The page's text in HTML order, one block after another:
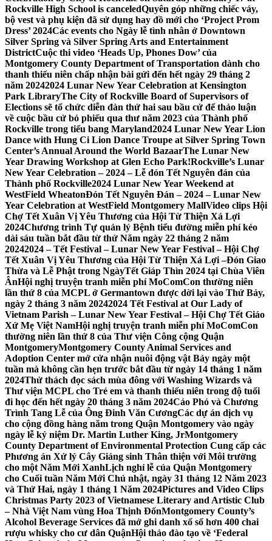
Rockville High School is canceledQuyên góp những chiếc váy,
bộ vest và phụ kiện đã sử dụng hay đồ mới cho ‘Project Prom
Dress’ 2024Các events cho Ngày lễ tình nhân ở Downtown
Silver Spring và Silver Spring Arts and Entertainment
DistrictCuộc thi video ‘Heads Up, Phones Dow’ của
Montgomery County Department of Transportation dành cho
thanh thiếu niên chấp nhận bài gửi đến hết ngày 29 tháng 2
năm 20242024 Lunar New Year Celebration at Kensington
Park LibraryThe City of Rockville Board of Supervisors of
Elections sẽ tổ chức diễn đàn thứ hai sau bầu cử để thảo luận
về cuộc bầu cử bỏ phiếu qua thư năm 2023 của Thành phố
Rockville trong tiểu bang Maryland2024 Lunar New Year Lion
Dance with Hung Ci Lion Dance Troupe at Silver Spring Town
Center’s Annual Around the World BazaarThe Lunar New
Year Drawing Workshop at Glen Echo Park!Rockville’s Lunar
New Year Celebration – 2024 – Lễ đón Tết Nguyên đán của
Thành phố Rockville2024 Lunar New Year Weekend at
WestField WheatonĐón Tết Nguyên Đán – 2024 – Lunar New
Year Celebration at WestField Montgomery MallVideo clips Hội
Chợ Tết Xuân Vị Yêu Thương của Hội Từ Thiện Xá Lợi
2024Chương trình Tự quản lý Bệnh tiểu đường miễn phí kéo
dài sáu tuần bắt đầu từ thứ Năm ngày 22 tháng 2 năm
20242024 – Tết Festival – Lunar New Year Festival – Hội Chợ
Tết Xuân Vị Yêu Thương của Hội Từ Thiện Xá Lợi –Đón Giao
Thừa và Lễ Phật trong NgàyTết Giáp Thìn 2024 tại Chùa Viên
ÂnHội nghị truyện tranh miễn phí MoComCon thường niên
lần thứ 8 của MCPL ở Germantown được dời lại vào Thứ Bảy,
ngày 2 tháng 3 năm 20242024 Tết Festival at Our Lady of
Vietnam Parish – Lunar New Year Festival – Hội Chợ Tết Giáo
Xứ Mẹ Việt NamHội nghị truyện tranh miễn phí MoComCon
thường niên lần thứ 8 của Thư viện Công cộng Quận
MontgomeryMontgomery County Animal Services and
Adoption Center mở cửa nhận nuôi động vật Bảy ngày một
tuần mà không cần hẹn trước bắt đầu từ ngày 14 tháng 1 năm
2024Thử thách đọc sách mùa đông với Washing Wizards và
Thư viện MCPL cho Trẻ em và thanh thiếu niên trong độ tuổi
đi học đến hết ngày 20 tháng 3 năm 2024Cáo Phó và Chương
Trình Tang Lễ của Ông Đinh Văn CươngCác dự án dịch vụ
cho cộng đồng hàng năm trong Quận Montgomery vào ngày
ngày lễ kỷ niệm Dr. Martin Luther King, JrMontgomery
County Department of Environmental Protection Cung cấp các
Phương án Xử lý Cây Giáng sinh Thân thiện với Môi trường
cho một Năm Mới XanhLịch nghỉ lễ của Quận Montgomery
cho Cuối tuần Năm Mới Chủ nhật, ngày 31 tháng 12 Năm 2023
và Thứ Hai, ngày 1 tháng 1 Năm 2024Pictures and Video Clips
Christmas Party 2023 of Vietnamese Literary and Artistic Club
– Nhà Việt Nam vùng Hoa Thịnh ĐốnMontgomery County’s
Alcohol Beverage Services đã mở ghi danh xổ số hơn 400 chai
rượu whisky cho cư dân QuậnHội thảo đào tạo về ‘Federal